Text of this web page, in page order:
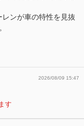
ンが車の特性を見抜
2026/08/09 15:47
す